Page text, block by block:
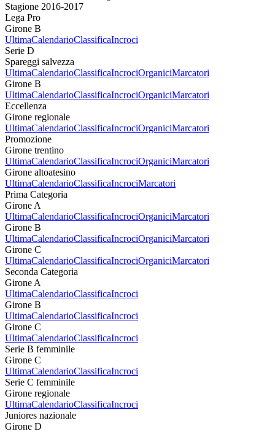
Stagione 2016-2017
Lega Pro
Girone B
UltimaCalendarioClassificaIncroci
Serie D
Spareggi salvezza
UltimaCalendarioClassificaIncrociOrganiciMarcatori
Girone B
UltimaCalendarioClassificaIncrociOrganiciMarcatori
Eccellenza
Girone regionale
UltimaCalendarioClassificaIncrociOrganiciMarcatori
Promozione
Girone trentino
UltimaCalendarioClassificaIncrociOrganiciMarcatori
Girone altoatesino
UltimaCalendarioClassificaIncrociMarcatori
Prima Categoria
Girone A
UltimaCalendarioClassificaIncrociOrganiciMarcatori
Girone B
UltimaCalendarioClassificaIncrociOrganiciMarcatori
Girone C
UltimaCalendarioClassificaIncrociOrganiciMarcatori
Seconda Categoria
Girone A
UltimaCalendarioClassificaIncroci
Girone B
UltimaCalendarioClassificaIncroci
Girone C
UltimaCalendarioClassificaIncroci
Serie B femminile
Girone C
UltimaCalendarioClassificaIncroci
Serie C femminile
Girone regionale
UltimaCalendarioClassificaIncroci
Juniores nazionale
Girone D